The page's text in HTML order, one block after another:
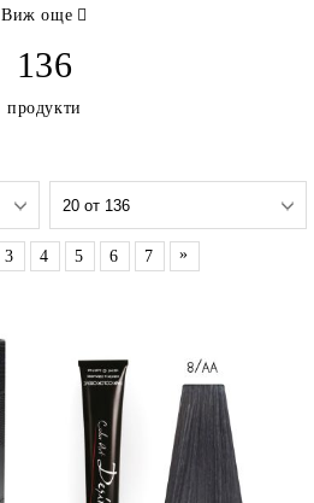
Виж още
136
продукти
3 4 5 6 7
»